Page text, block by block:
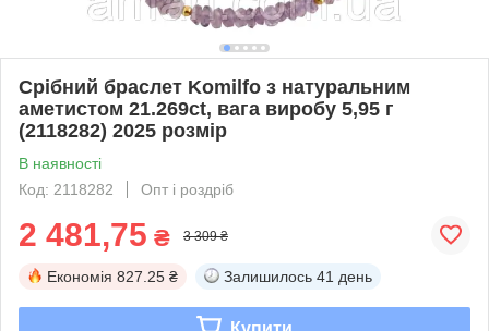
Срібний браслет Komilfo з натуральним
аметистом 21.269ct, вага виробу 5,95 г
(2118282) 2025 розмір
В наявності
Код: 2118282
Опт і роздріб
2 481,75 ₴ 3 309 ₴
Економія 827.25 ₴ Залишилось 41 день